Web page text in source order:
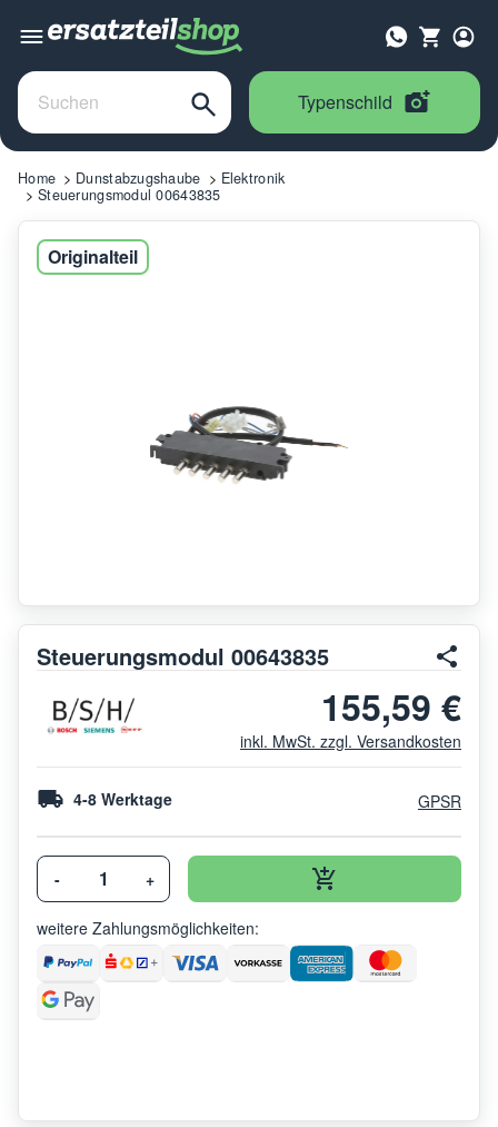
Typenschild
Home Dunstabzugshaube
Elektronik
Steuerungsmodul 00643835
Originalteil
Steuerungsmodul 00643835
155,59 €
inkl. MwSt. zzgl. Versandkosten
4-8 Werktage GPSR
- +
weitere Zahlungsmöglichkeiten: